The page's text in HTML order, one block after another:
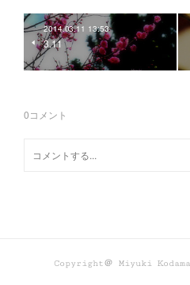
2014.03.11 13:53
3.11
0コメント
Copyright＠ Miyuki